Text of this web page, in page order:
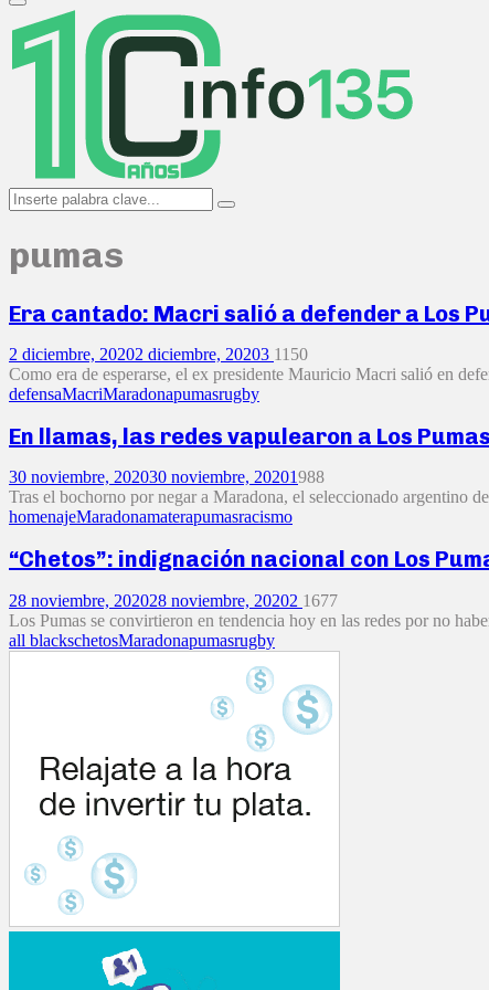
Primary
Menu
Search
for:
Search
pumas
Era cantado: Macri salió a defender a Los
2 diciembre, 20202 diciembre, 20203 1150
Como era de esperarse, el ex presidente Mauricio Macri salió en
defensaMacriMaradonapumasrugby
En llamas, las redes vapulearon a Los
30 noviembre, 202030 noviembre, 20201988
Tras el bochorno por negar a Maradona, el seleccionado argentino
homenajeMaradonamaterapumasracismo
“Chetos”: indignación nacional con Los
28 noviembre, 202028 noviembre, 20202 1677
Los Pumas se convirtieron en tendencia hoy en las redes por no
all blackschetosMaradonapumasrugby